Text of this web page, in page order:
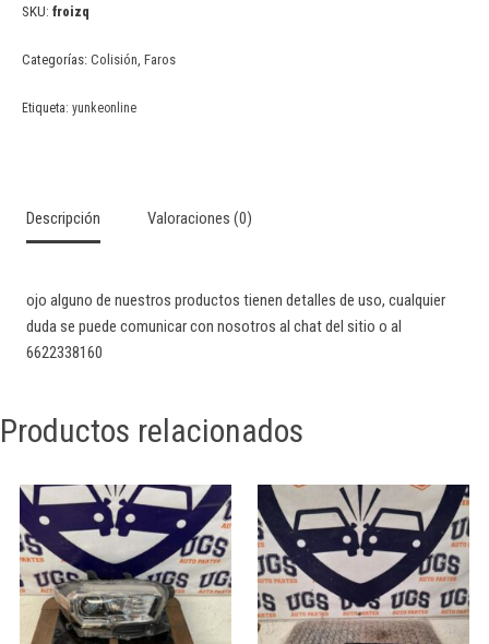
SKU: froizq
Categorías: Colisión Faros
Etiqueta: yunkeonline
Descripción Valoraciones (0)
ojo alguno de nuestros productos tienen detalles de uso, cualquier
duda se puede comunicar con nosotros al chat del sitio o al
6622338160
Productos relacionados